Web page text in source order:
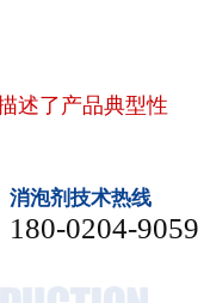
述了产品典型性
消泡剂技术热线
180-0204-9059